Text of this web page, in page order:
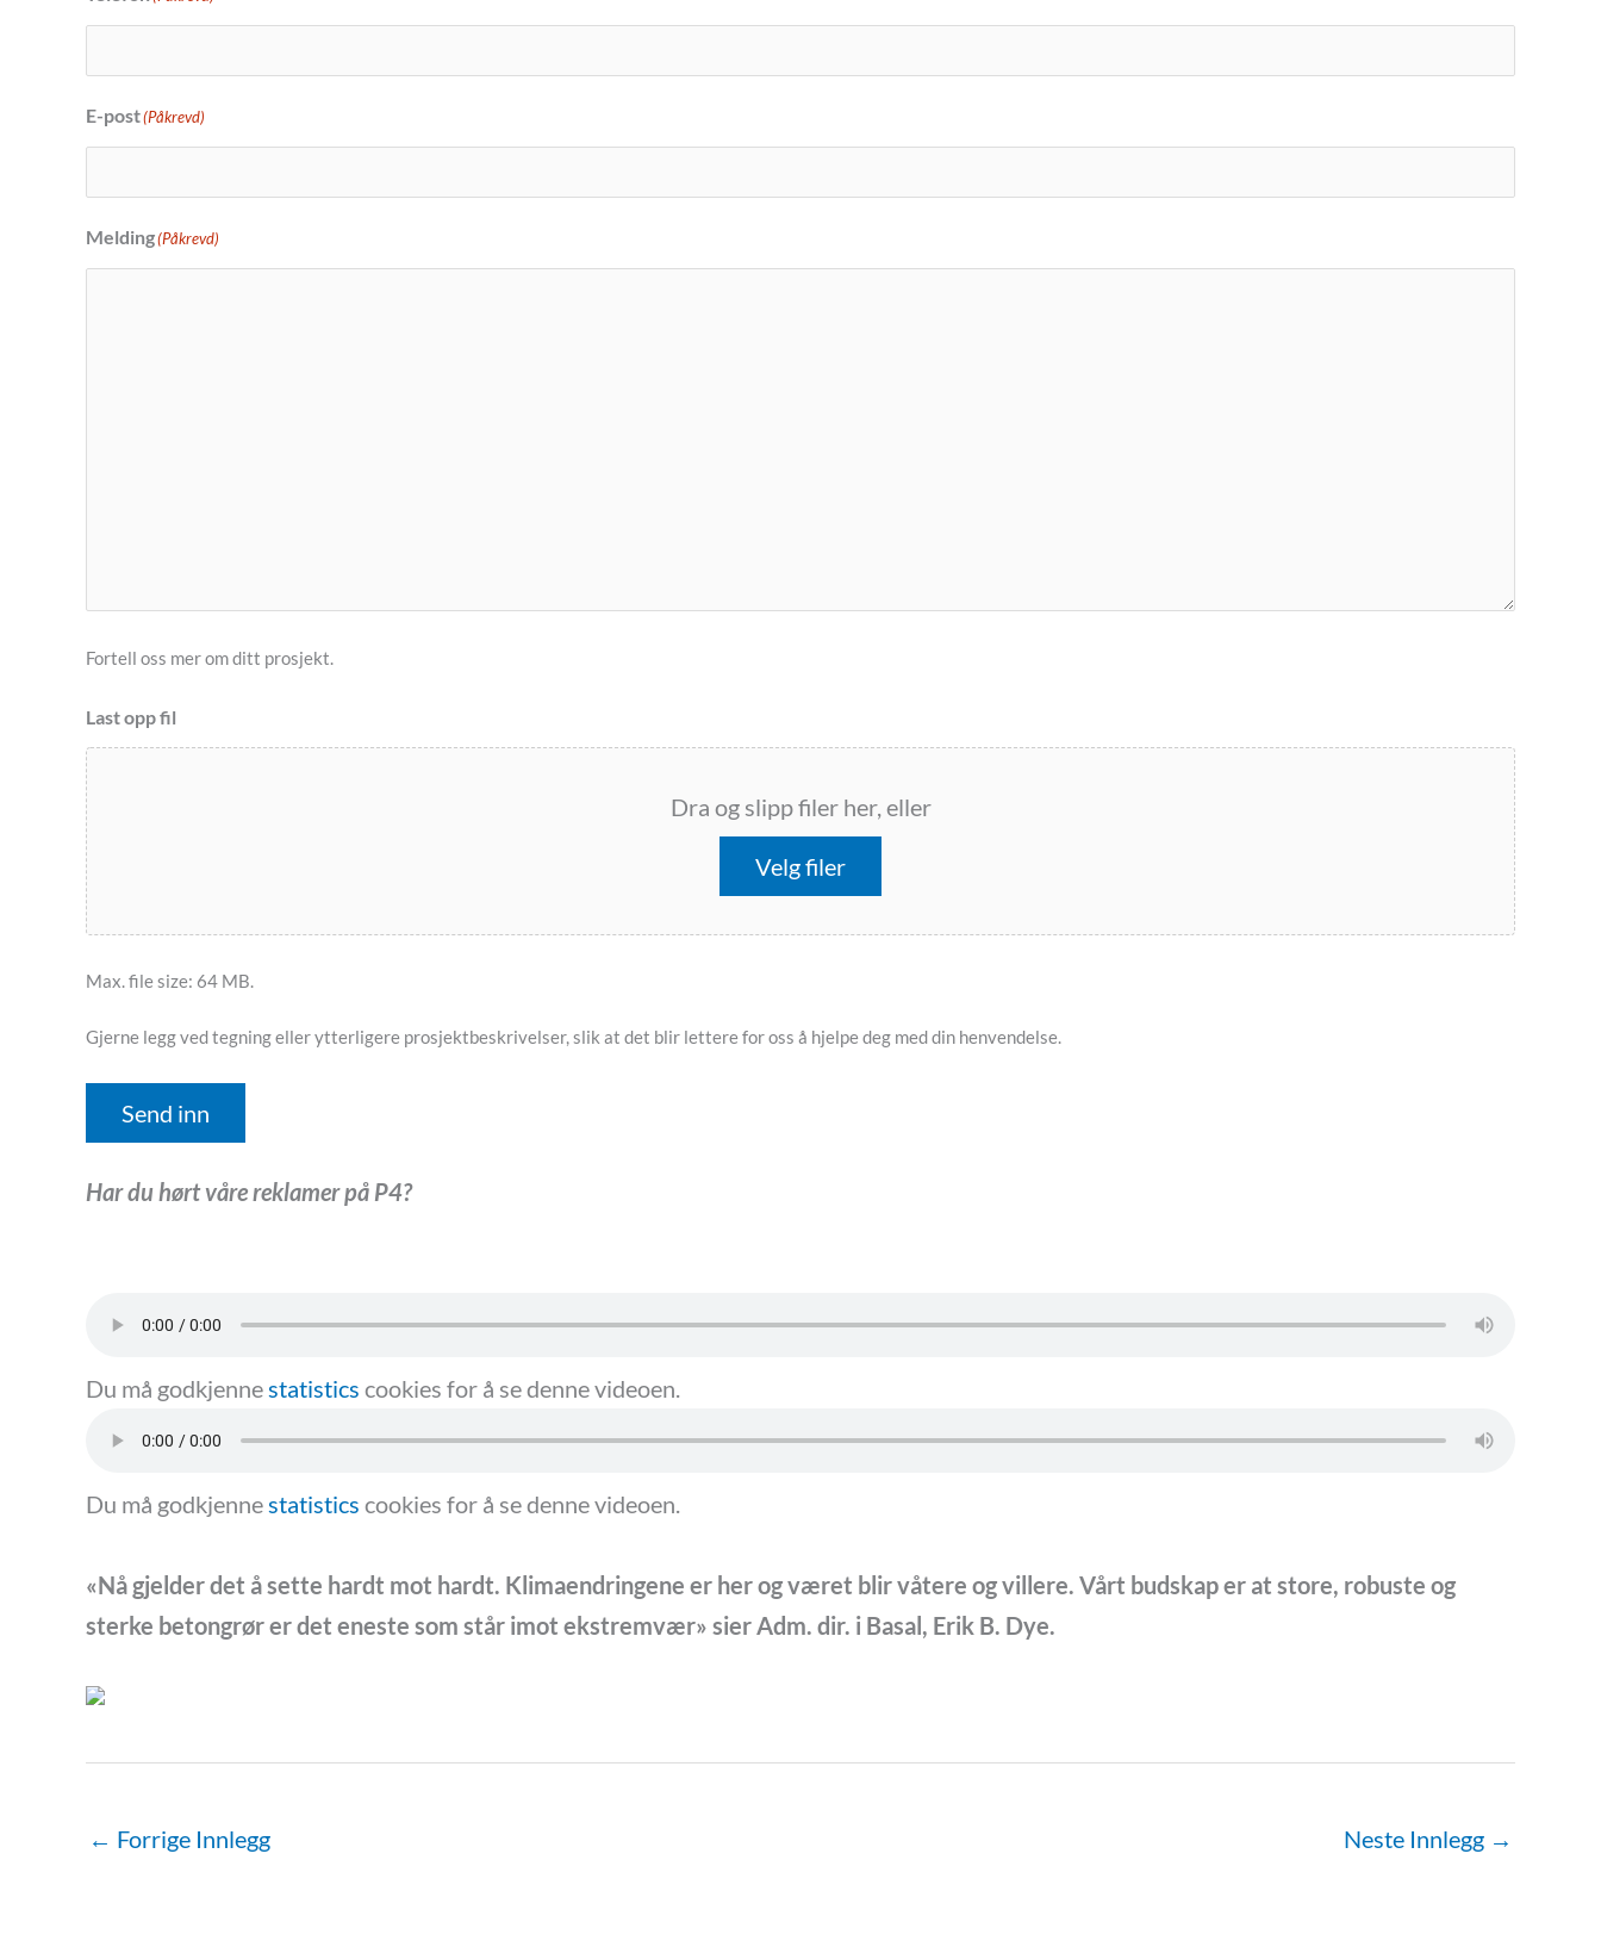
E-post(Påkrevd)
Melding(Påkrevd)
Fortell oss mer om ditt prosjekt.
Last opp fil
Dra og slipp filer her, eller
Velg filer
Max. file size: 64 MB.
Gjerne legg ved tegning eller ytterligere prosjektbeskrivelser, slik at det blir lettere for oss å hjelpe deg med din henvendelse.
Send inn
Har du hørt våre reklamer på P4?
Du må godkjennestatistics cookies for å se denne videoen.
Du må godkjennestatistics cookies for å se denne videoen.
«Nå gjelder det å sette hardt mot hardt. Klimaendringene er her og været blir våtere og villere. Vårt budskap er at store, robuste og
sterke betongrør er det eneste som står imot ekstremvær» sier Adm. dir. i Basal, Erik B. Dye.
← Forrige Innlegg Neste Innlegg →